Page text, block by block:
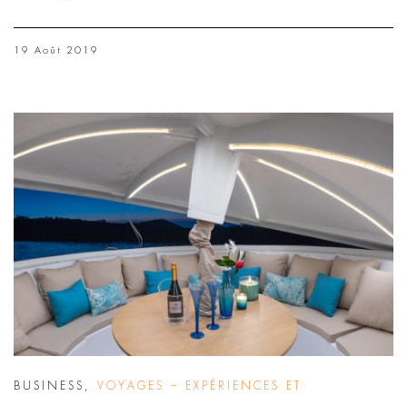
19 Août 2019
BUSINESS VOYAGES – EXPÉRIENCES ET